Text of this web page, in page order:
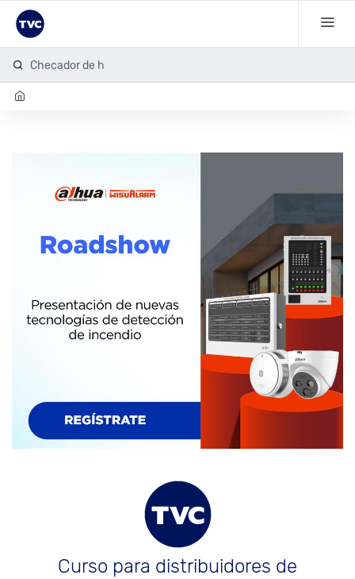
Checador de hu
Curso para distribuidores de